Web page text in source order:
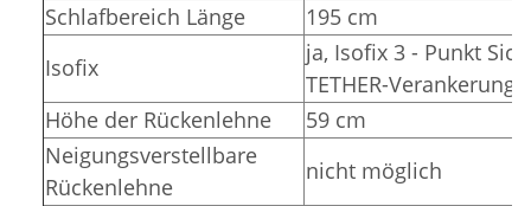
Schlafbereich Länge
195 cm
Isofix
ja, Isofix 3 - Punkt
TETHER-
Höhe der Rückenlehne
59 cm
Neigungsverstellbare
Rückenlehne
nicht möglich